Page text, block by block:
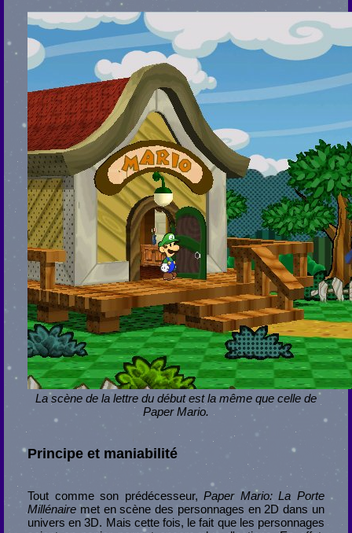
La scène de la lettre du début est la même que celle de
Paper Mario.
Principe et maniabilité
Tout comme son prédécesseur,Paper Mario: La Porte
Millénaire met en scène des personnages en 2D dans un
univers en 3D. Mais cette fois, le fait que les personnages